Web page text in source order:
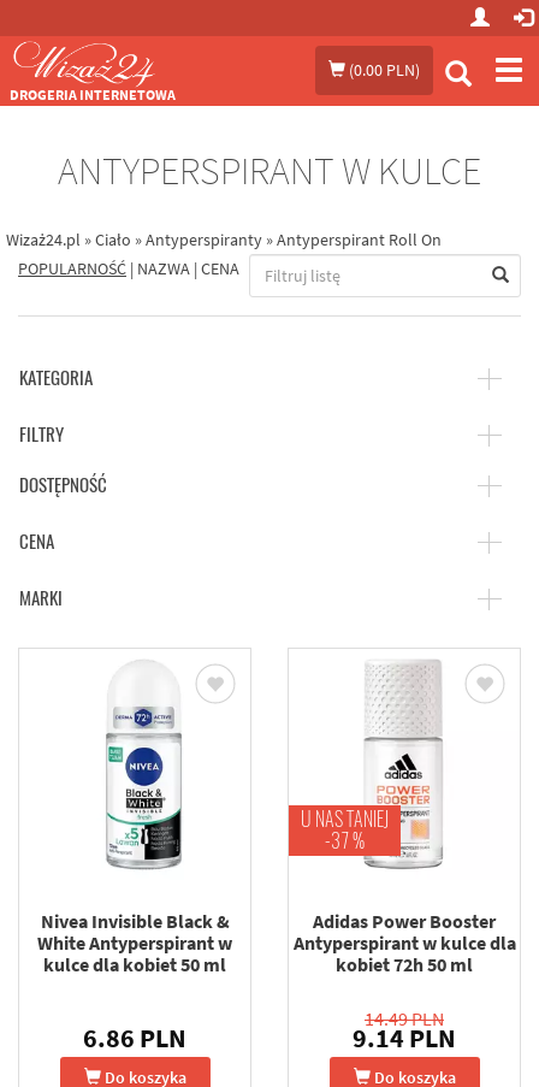
(0.00 PLN)
DROGERIA INTERNETOWA
ANTYPERSPIRANT W KULCE
Wizaż24.pl »Ciało »Antyperspiranty »Antyperspirant Roll On
POPULARNOŚĆ | NAZWA | CENA
KATEGORIA
FILTRY
DOSTĘPNOŚĆ
CENA
MARKI
Nivea Invisible Black &
White Antyperspirant w
kulce dla kobiet 50 ml
6.86 PLN
Do koszyka
U NAS TANIEJ
-37 %
Adidas Power Booster
Antyperspirant w kulce dla
kobiet 72h 50 ml
14.49 PLN
9.14 PLN
Do koszyka